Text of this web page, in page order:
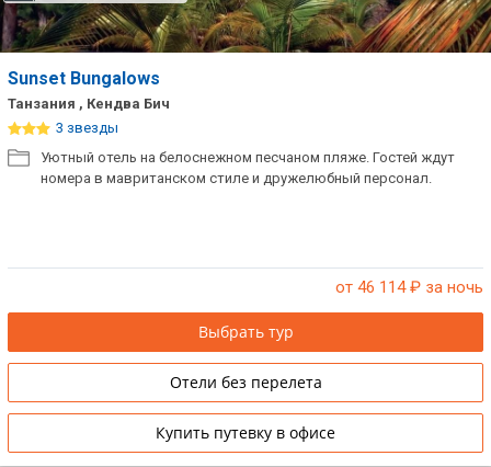
Sunset Bungalows
Танзания , Кендва Бич
3 звезды
Уютный отель на белоснежном песчаном пляже. Гостей ждут
номера в мавританском стиле и дружелюбный персонал.
от 46 114₽ за ночь
Выбрать тур
Отели без перелета
Купить путевку в офисе